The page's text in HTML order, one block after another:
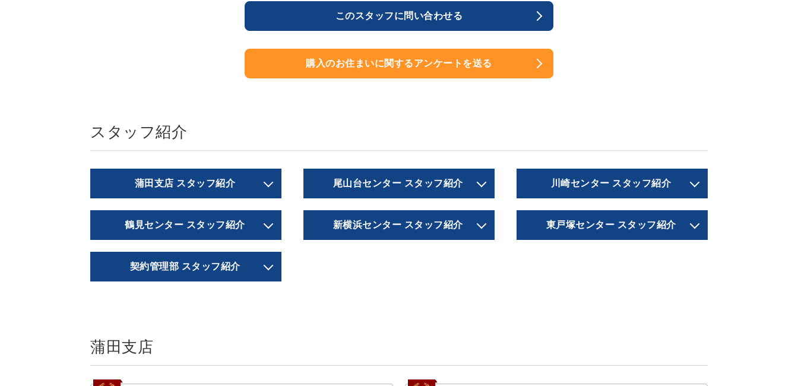
このスタッフに問い合わせる
購入のお住まいに関するアンケートを送る
スタッフ紹介
蒲田支店 スタッフ紹介 尾山台センター スタッフ紹介 川崎センター スタッフ紹介
鶴見センター スタッフ紹介 新横浜センター スタッフ紹介 東戸塚センター スタッフ紹介
契約管理部 スタッフ紹介
蒲田支店